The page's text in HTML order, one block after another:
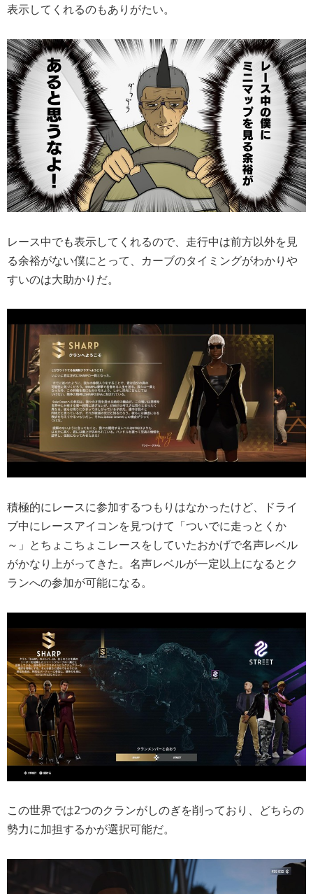
表示してくれるのもありがたい。
レース中でも表示してくれるので、走行中は前方以外を見
る余裕がない僕にとって、カーブのタイミングがわかりや
すいのは大助かりだ。
積極的にレースに参加するつもりはなかったけど、ドライ
ブ中にレースアイコンを見つけて「ついでに走っとくか
～」とちょこちょこレースをしていたおかげで名声レベル
がかなり上がってきた。名声レベルが一定以上になるとク
ランへの参加が可能になる。
この世界では2つのクランがしのぎを削っており、どちらの
勢力に加担するかが選択可能だ。